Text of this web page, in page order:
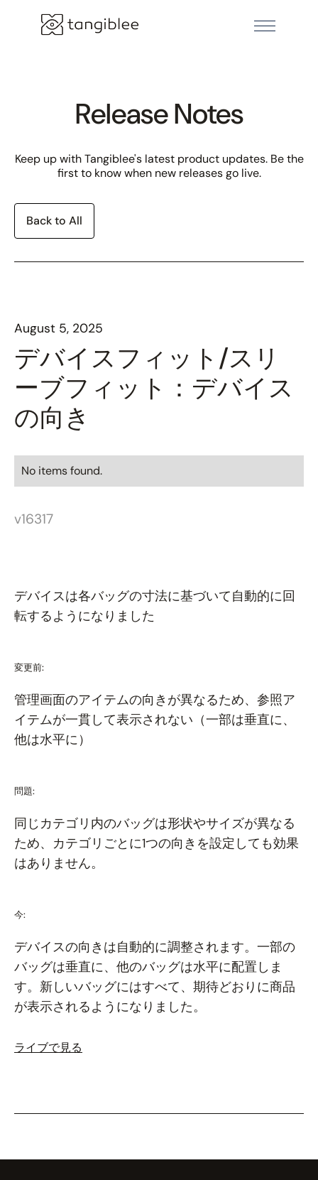
Release Notes
Keep up with Tangiblee's latest product updates. Be the
first to know when new releases go live.
Back to All
August 5, 2025
デバイスフィット/スリ
ーブフィット：デバイス
の向き
No items found.
v16317
デバイスは各バッグの寸法に基づいて自動的に回
転するようになりました
変更前:
管理画面のアイテムの向きが異なるため、参照ア
イテムが一貫して表示されない（一部は垂直に、
他は水平に）
問題:
同じカテゴリ内のバッグは形状やサイズが異なる
ため、カテゴリごとに1つの向きを設定しても効果
はありません。
今:
デバイスの向きは自動的に調整されます。一部の
バッグは垂直に、他のバッグは水平に配置しま
す。新しいバッグにはすべて、期待どおりに商品
が表示されるようになりました。
ライブで見る